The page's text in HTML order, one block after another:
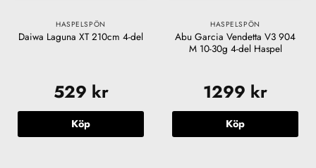
HASPELSPÖN
Daiwa Laguna XT 210cm 4-del
529 kr
Köp
HASPELSPÖN
Abu Garcia Vendetta V3 904
M 10-30g 4-del Haspel
1299 kr
Köp